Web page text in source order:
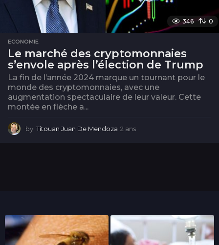
346 0
ECONOMIE
Le marché des cryptomonnaies
s’envole après l’élection de Trump
La fin de l’année 2024 marque un tournant pour le
monde des cryptomonnaies, avec une
augmentation spectaculaire de leur valeur. Cette
montée en flèche a...
by Titouan Juan De Mendoza 2 ans